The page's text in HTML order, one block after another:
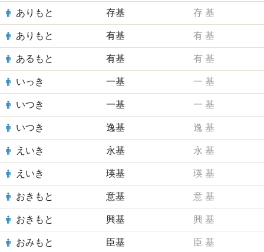
ありもと 存基 存 基
ありもと 有基 有 基
あるもと 有基 有 基
いっき 一基 一 基
いつき 一基 一 基
いつき 逸基 逸 基
えいき 永基 永 基
えいき 瑛基 瑛 基
おきもと 意基 意 基
おきもと 興基 興 基
おみもと 臣基 臣 基